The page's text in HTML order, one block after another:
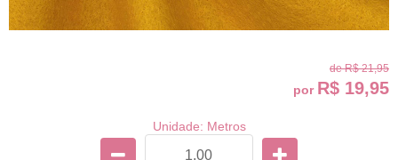
de R$ 21,95
por R$ 19,95
Unidade: Metros